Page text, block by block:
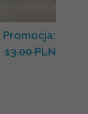
Promocja:
13.00 PLN